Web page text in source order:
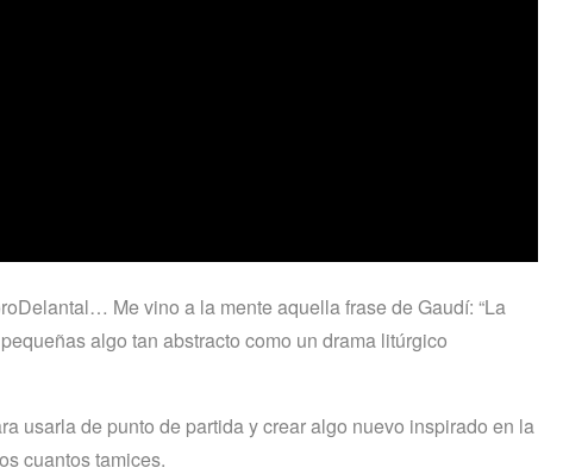
Me vino a la mente aquella frase de Gaudí: “La
algo tan abstracto como un drama litúrgico
usarla de punto de partida y crear algo nuevo inspirado en la
cuantos tamices.